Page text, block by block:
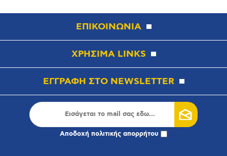
ΕΠΙΚΟΙΝΩΝΙΑ
ΧΡΗΣΙΜΑ LINKS
ΕΓΓΡΑΦΗ ΣΤΟ NEWSLETTER
Αποδοχή πολιτικής απορρήτου